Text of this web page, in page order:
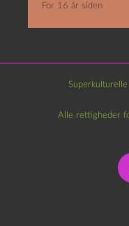
For 16 år siden
Alle rettigheder